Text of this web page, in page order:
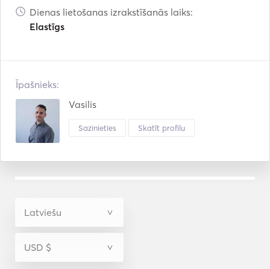
Dienas lietošanas izrakstīšanās laiks:
Elastīgs
Īpašnieks:
Vasilis
Sazinieties Skatīt profilu